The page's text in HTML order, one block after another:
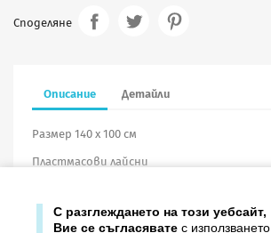
Споделяне
Описание Детайли
Размер 140 х 100 см
Пластмасови лайсни
С разглеждането на този уебсайт,
Вие се съгласявате с използването